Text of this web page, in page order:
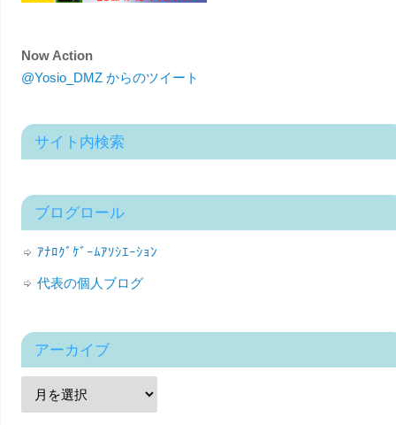
Now Action
@Yosio_DMZ からのツイート
サイト内検索
ブログロール
ｱﾅﾛｸﾞｹﾞｰﾑｱｿｼｴｰｼｮﾝ
代表の個人ブログ
アーカイブ